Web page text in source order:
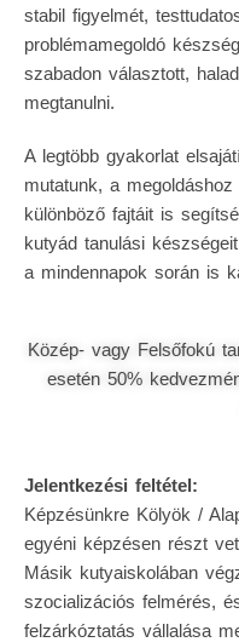
stabil figyelmét,
problémamegoldó
szabadon választott,
megtanulni.
A legtöbb gyakorlat
mutatunk, a
különböző fajtáit is
kutyád tanulási
a mindennapok során is
Közép- vagy Felsőfokú
esetén 50%
Jelentkezési feltétel:
Képzésünkre Kölyök /
egyéni képzésen részt
Másik kutyaiskolában
szocializációs felmérés,
felzárkóztatás vállalása